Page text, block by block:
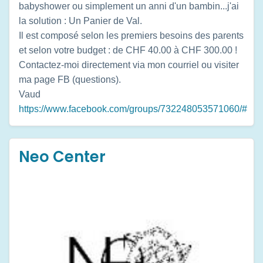
babyshower ou simplement un anni d'un bambin...j'ai
la solution : Un Panier de Val.
Il est composé selon les premiers besoins des parents
et selon votre budget : de CHF 40.00 à CHF 300.00 !
Contactez-moi directement via mon courriel ou visiter
ma page FB (questions).
Vaud
https://www.facebook.com/groups/732248053571060/#
Neo Center